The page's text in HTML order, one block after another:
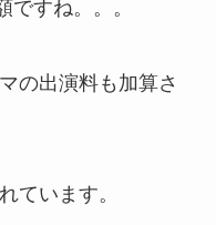
すね。。。
の出演料も加算さ
ています。